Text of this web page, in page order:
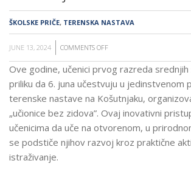
ŠKOLSKE PRIČE, TERENSKA NASTAVA
JUNE 13, 2024 COMMENTS OFF
NASTAVA
U
UČIONICI
ZIDOVA
UČENIKE
Ove godine, učenici prvog razreda srednjih
priliku da 6. juna učestvuju u jedinstvenom
terenske nastave na Košutnjaku,
„učionice bez zidova”. Ovaj inovativni
učenicima da uče na otvorenom, u
se podstiče njihov razvoj kroz praktične
istraživanje.